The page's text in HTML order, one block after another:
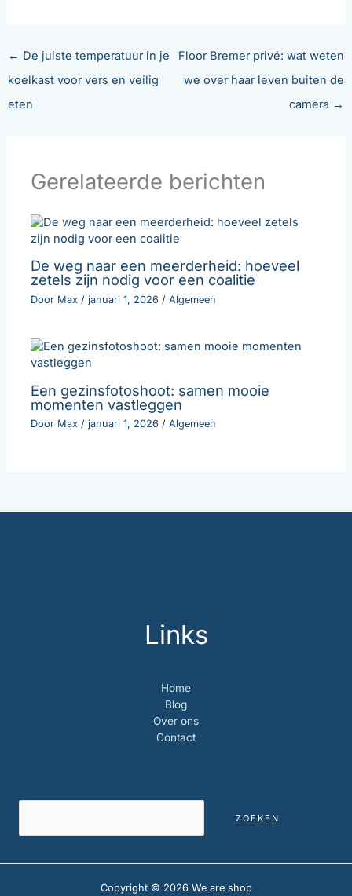
← De juiste temperatuur in je
koelkast voor vers en veilig
eten
Floor Bremer privé: wat weten
we over haar leven buiten de
camera →
Gerelateerde berichten
De weg naar een meerderheid: hoeveel
zetels zijn nodig voor een coalitie
Door Max / januari 1, 2026 /Algemeen
Een gezinsfotoshoot: samen mooie
momenten vastleggen
Door Max/ januari 1, 2026/Algemeen
Links
Home
Blog
Over ons
Contact
ZOEKEN
Copyright © 2026 We are shop